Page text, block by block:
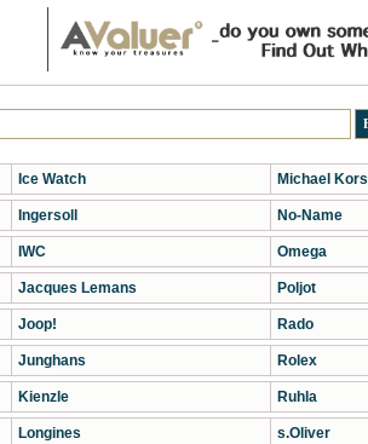
Ice Watch
Ingersoll
IWC
Jacques Lemans
Joop!
Junghans
Kienzle
Longines
Michael Kors
No-Name
Omega
Poljot
Rado
Rolex
Ruhla
s.Oliver